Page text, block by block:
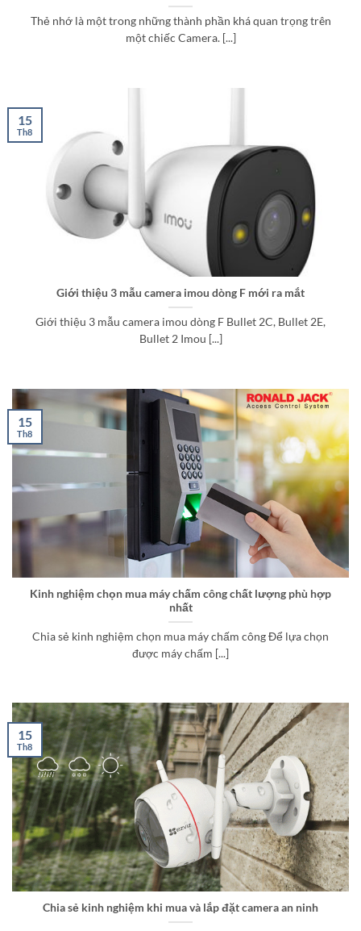
Thẻ nhớ là một trong những thành phần khá quan trọng trên
một chiếc Camera. [...]
Giới thiệu 3 mẫu camera imou dòng F mới ra mắt
Giới thiệu 3 mẫu camera imou dòng F Bullet 2C, Bullet 2E,
Bullet 2 Imou [...]
15
Th8
Kinh nghiệm chọn mua máy chấm công chất lượng phù hợp
nhất
Chia sẻ kinh nghiệm chọn mua máy chấm công Để lựa chọn
được máy chấm [...]
15
Th8
Chia sẻ kinh nghiệm khi mua và lắp đặt camera an ninh
15
Th8